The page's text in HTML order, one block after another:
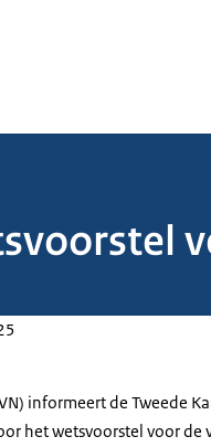
informeert de Tweede
het wetsvoorstel voor de